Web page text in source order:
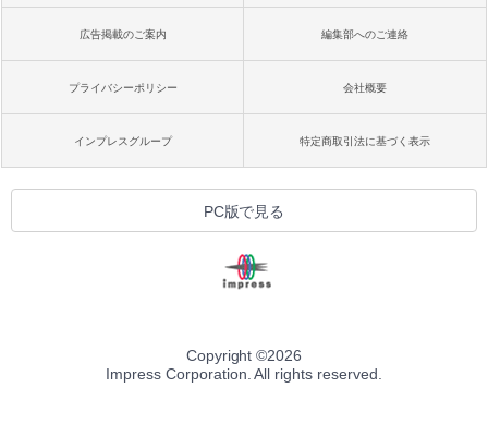
広告掲載のご案内 編集部へのご連絡
プライバシーポリシー 会社概要
インプレスグループ 特定商取引法に基づく表示
PC版で見る
Copyright ©2026
Impress Corporation. All rights reserved.